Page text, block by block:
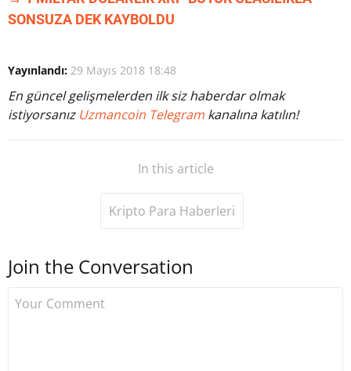
SONSUZA DEK KAYBOLDU
Yayınlandı: 29 Mayıs 2018 18:48
En güncel gelişmelerden ilk siz haberdar olmak
istiyorsanız Uzmancoin Telegram kanalına katılın!
In this article
Kripto Para Haberleri
Join the Conversation